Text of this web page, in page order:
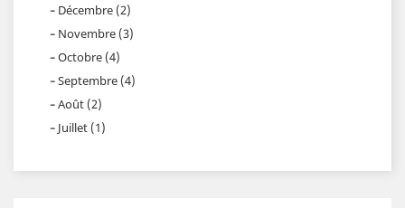
Décembre (2)
Novembre (3)
Octobre (4)
Septembre (4)
Août (2)
Juillet (1)